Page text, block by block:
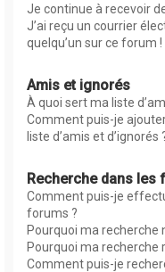
Je continue à recevoir
J’ai reçu un courrier
quelqu’un sur ce forum !
Amis et ignorés
À quoi sert ma liste
Comment puis-je
liste d’amis et d’ignorés
Recherche dans les
Comment puis-je
forums ?
Pourquoi ma recherche
Pourquoi ma recherche
Comment puis-je